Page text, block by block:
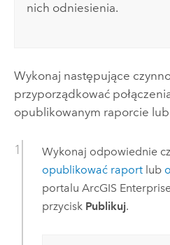
nich odniesienia.
Wykonaj następujące
przyporządkować
opublikowanym raporcie
Wykonaj odpowiednie
opublikować raportlub
portalu ArcGIS
przycisk Publikuj.